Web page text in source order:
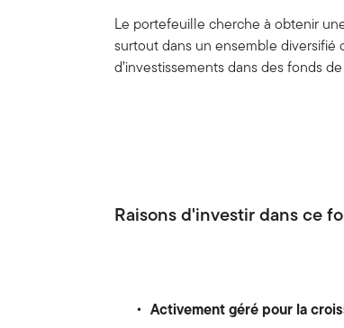
Le portefeuille cherche à obtenir
surtout dans un ensemble diversifié
d’investissements dans des fonds
Raisons d'investir dans ce
Activement géré pour la